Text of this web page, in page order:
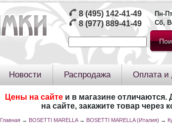
8 (495) 142-41-49
8 (977) 889-41-49
Пн-
Сб,
Новости Распродажа Оплата и
Цены на сайте и в магазине отличаются.
на сайте, закажите товар
Главная → BOSETTI MARELLA→ BOSETTI MARELLA (Италия) →